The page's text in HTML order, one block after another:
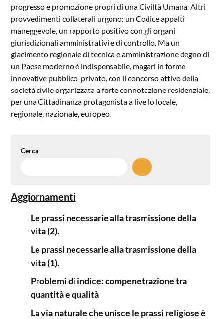
progresso e promozione propri di una Civiltà Umana. Altri
provvedimenti collaterali urgono: un Codice appalti
maneggevole, un rapporto positivo con gli organi
giurisdizionali amministrativi e di controllo. Ma un
giacimento regionale di tecnica e amministrazione degno di
un Paese moderno è indispensabile, magari in forme
innovative pubblico-privato, con il concorso attivo della
società civile organizzata a forte connotazione residenziale,
per una Cittadinanza protagonista a livello locale,
regionale, nazionale, europeo.
Cerca
Aggiornamenti
Le prassi necessarie alla trasmissione della
vita (2).
Le prassi necessarie alla trasmissione della
vita (1).
Problemi di indice: compenetrazione tra
quantità e qualità
La via naturale che unisce le prassi religiose è